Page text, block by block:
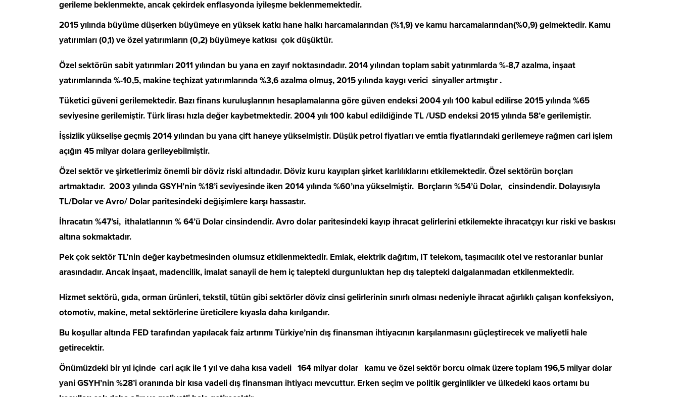
gerileme beklenmekte, ancak çekirdek enflasyonda iyileşme beklenmemektedir.
2015 yılında büyüme düşerken büyümeye en yüksek katkı hane halkı harcamalarından (%1,9) ve kamu harcamalarından(%0,9) gelmektedir. Kamu
yatırımları (0,1) ve özel yatırımların (0,2) büyümeye katkısı çok düşüktür.
Özel sektörün sabit yatırımları 2011 yılından bu yana en zayıf noktasındadır. 2014 yılından toplam sabit yatırımlarda %-8,7 azalma, inşaat
yatırımlarında %-10,5, makine teçhizat yatırımlarında %3,6 azalma olmuş, 2015 yılında kaygı verici sinyaller artmıştır .
Tüketici güveni gerilemektedir. Bazı finans kuruluşlarının hesaplamalarına göre güven endeksi 2004 yılı 100 kabul edilirse 2015 yılında %65
seviyesine gerilemiştir. Türk lirası hızla değer kaybetmektedir. 2004 yılı 100 kabul edildiğinde TL /USD endeksi 2015 yılında 58’e gerilemiştir.
İşsizlik yükselişe geçmiş 2014 yılından bu yana çift haneye yükselmiştir. Düşük petrol fiyatları ve emtia fiyatlarındaki gerilemeye rağmen cari işlem
açığın 45 milyar dolara gerileyebilmiştir.
Özel sektör ve şirketlerimiz önemli bir döviz riski altındadır. Döviz kuru kayıpları şirket karlılıklarını etkilemektedir. Özel sektörün borçları
artmaktadır. 2003 yılında GSYH’nin %18’i seviyesinde iken 2014 yılında %60’ına yükselmiştir. Borçların %54’ü Dolar, cinsindendir. Dolayısıyla
TL/Dolar ve Avro/ Dolar paritesindeki değişimlere karşı hassastır.
İhracatın %47’si, ithalatlarının % 64’ü Dolar cinsindendir. Avro dolar paritesindeki kayıp ihracat gelirlerini etkilemekte ihracatçıyı kur riski ve baskısı
altına sokmaktadır.
Pek çok sektör TL’nin değer kaybetmesinden olumsuz etkilenmektedir. Emlak, elektrik dağıtım, IT telekom, taşımacılık otel ve restoranlar bunlar
arasındadır. Ancak inşaat, madencilik, imalat sanayii de hem iç talepteki durgunluktan hep dış talepteki dalgalanmadan etkilenmektedir.
Hizmet sektörü, gıda, orman ürünleri, tekstil, tütün gibi sektörler döviz cinsi gelirlerinin sınırlı olması nedeniyle ihracat ağırlıklı çalışan konfeksiyon,
otomotiv, makine, metal sektörlerine üreticilere kıyasla daha kırılgandır.
Bu koşullar altında FED tarafından yapılacak faiz artırımı Türkiye’nin dış finansman ihtiyacının karşılanmasını güçleştirecek ve maliyetli hale
getirecektir.
Önümüzdeki bir yıl içinde cari açık ile 1 yıl ve daha kısa vadeli 164 milyar dolar kamu ve özel sektör borcu olmak üzere toplam 196,5 milyar dolar
yani GSYH’nin %28’i oranında bir kısa vadeli dış finansman ihtiyacı mevcuttur. Erken seçim ve politik gerginlikler ve ülkedeki kaos ortamı bu